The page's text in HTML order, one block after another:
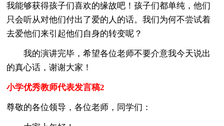
我能够获得孩子们喜欢的缘故吧！孩子们都单纯，他们
只会听从对他们付出了爱的人的话。我们为何不尝试着
去爱他们来引起他们自身的转变呢？
我的演讲完毕，希望各位老师不要介意我今天说出
的真心话，谢谢大家！
小学优秀教师代表发言稿2
尊敬的各位领导，各位老师，同学们：